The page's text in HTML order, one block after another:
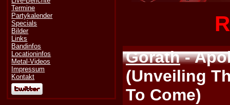
Termine
Partykalender
Specials
Bilder
Links
Bandinfos
Locationinfos
Metal-Videos
Impressum
Kontakt
Gorath-
(Unveiling
To Come)